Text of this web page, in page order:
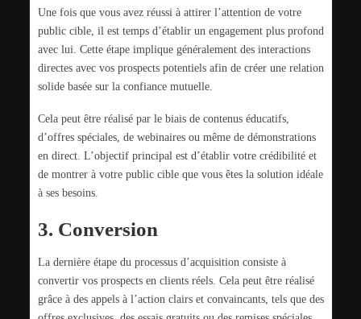
Une fois que vous avez réussi à attirer l’attention de votre
public cible, il est temps d’établir un engagement plus profond
avec lui. Cette étape implique généralement des interactions
directes avec vos prospects potentiels afin de créer une relation
solide basée sur la confiance mutuelle.
Cela peut être réalisé par le biais de contenus éducatifs,
d’offres spéciales, de webinaires ou même de démonstrations
en direct. L’objectif principal est d’établir votre crédibilité et
de montrer à votre public cible que vous êtes la solution idéale
à ses besoins.
3. Conversion
La dernière étape du processus d’acquisition consiste à
convertir vos prospects en clients réels. Cela peut être réalisé
grâce à des appels à l’action clairs et convaincants, tels que des